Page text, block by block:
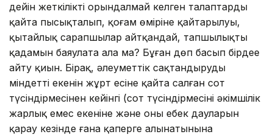
дейін жеткілікті орындалмай келген талаптардың
қайта пысықталып, қоғам өміріне қайтарылуы,
қытайлық сарапшылар айтқандай, тапшылықтың
қадамын баяулата ала ма? Бұған дөп басып бірдеңе
айту қиын. Бірақ, әлеуметтік сақтандырудың
міндетті екенін жұрт есіне қайта салған сот
түсіндірмесінен кейінгі (сот түсіндірмесінің әкімшілік
жарлық емес екеніне және оның еңбек дауларын
қарау кезінде ғана қаперге алынатынына